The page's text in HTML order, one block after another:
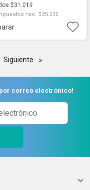
$31.019
nac. $25.636
Siguiente page
correo electrónico!